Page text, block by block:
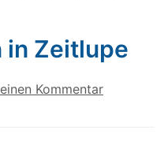
in Zeitlupe
Kommentar